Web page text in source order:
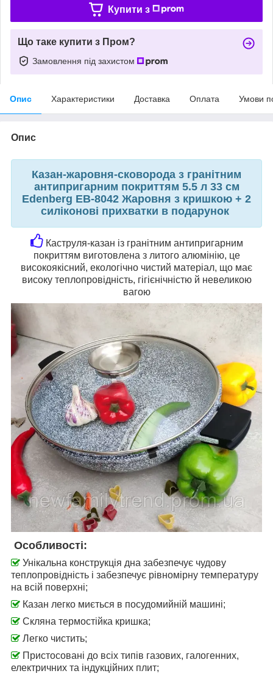
Купити з
Що таке купити з Пром?
Замовлення під захистом
Опис Характеристики Доставка Оплата Умови
Опис
Казан-жаровня-сковорода з гранітним
антипригарним покриттям 5.5 л 33 см
Edenberg EB-8042 Жаровня з кришкою + 2
силіконові прихватки в подарунок
Каструля-казан із гранітним антипригарним
покриттям виготовлена з литого алюмінію, це
високоякісний, екологічно чистий матеріал, що має
високу теплопровідність, гігієнічністю й невеликою
вагою
Особливості:
Унікальна конструкція дна забезпечує чудову
теплопровідність і забезпечує рівномірну температуру
на всій поверхні;
Казан легко миється в посудомийній машині;
Скляна термостійка кришка;
Легко чистить;
Пристосовані до всіх типів газових, галогенних,
електричних та індукційних плит;